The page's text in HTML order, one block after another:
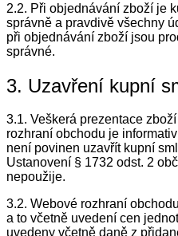
2.2. Při objednávání zboží je
správně a pravdivě všechny
při objednávání zboží jsou
správné.
3. Uzavření kupní
3.1. Veškerá prezentace
rozhraní obchodu je
není povinen uzavřít kupní
Ustanovení § 1732 odst. 2
nepoužije.
3.2. Webové rozhraní
a to včetně uvedení cen
uvedeny včetně daně z